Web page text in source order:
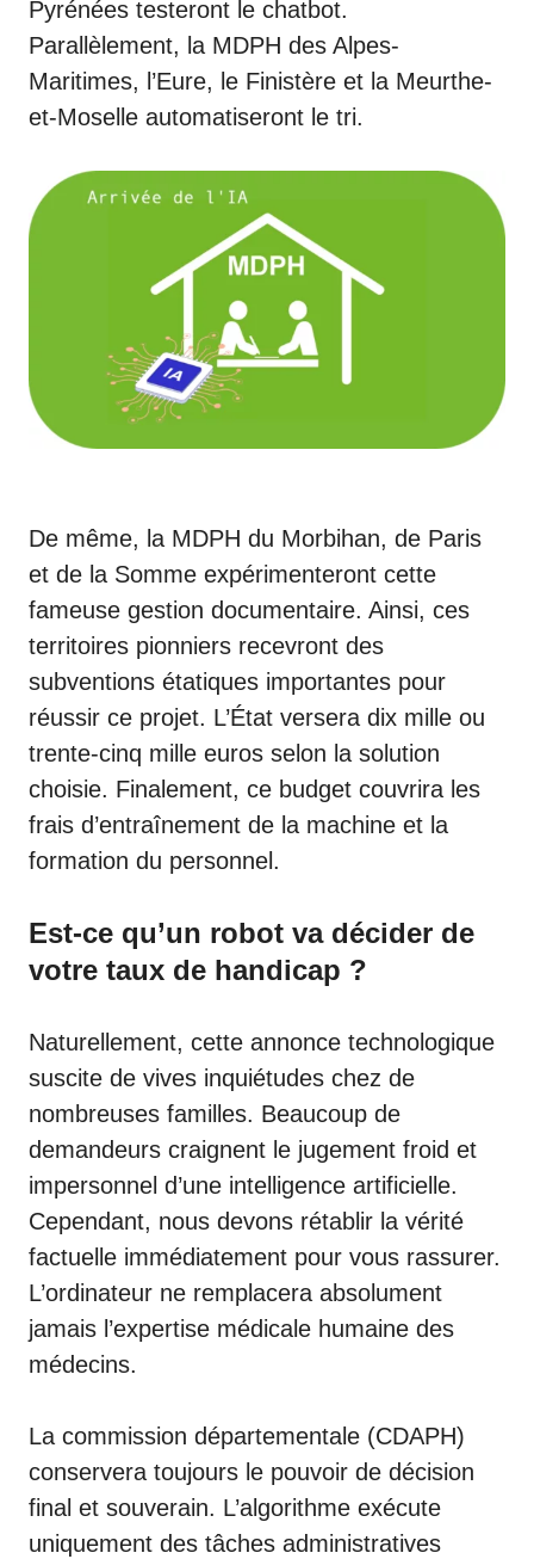
Pyrénées testeront le chatbot.
Parallèlement, la MDPH des Alpes-
Maritimes, l’Eure, le Finistère et la Meurthe-
et-Moselle automatiseront le tri.
De même, la MDPH du Morbihan, de Paris
et de la Somme expérimenteront cette
fameuse gestion documentaire. Ainsi, ces
territoires pionniers recevront des
subventions étatiques importantes pour
réussir ce projet. L’État versera dix mille ou
trente-cinq mille euros selon la solution
choisie. Finalement, ce budget couvrira les
frais d’entraînement de la machine et la
formation du personnel.
Est-ce qu’un robot va décider de
votre taux de handicap ?
Naturellement, cette annonce technologique
suscite de vives inquiétudes chez de
nombreuses familles. Beaucoup de
demandeurs craignent le jugement froid et
impersonnel d’une intelligence artificielle.
Cependant, nous devons rétablir la vérité
factuelle immédiatement pour vous rassurer.
L’ordinateur ne remplacera absolument
jamais l’expertise médicale humaine des
médecins.
La commission départementale (CDAPH)
conservera toujours le pouvoir de décision
final et souverain. L’algorithme exécute
uniquement des tâches administratives